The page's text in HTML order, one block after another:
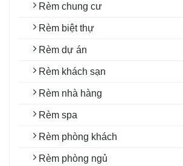
Rèm chung cư
Rèm biệt thự
Rèm dự án
Rèm khách sạn
Rèm nhà hàng
Rèm spa
Rèm phòng khách
Rèm phòng ngủ